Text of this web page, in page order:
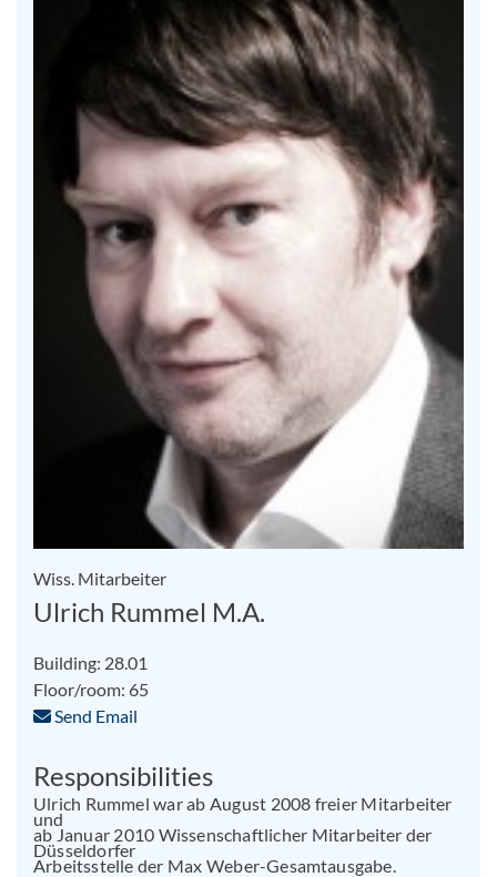
Wiss. Mitarbeiter
Ulrich Rummel M.A.
Building: 28.01
Floor/room: 65
Send Email
Responsibilities
Ulrich Rummel war ab August 2008 freier Mitarbeiter
und
ab Januar 2010 Wissenschaftlicher Mitarbeiter der
Düsseldorfer
Arbeitsstelle der Max Weber-Gesamtausgabe.